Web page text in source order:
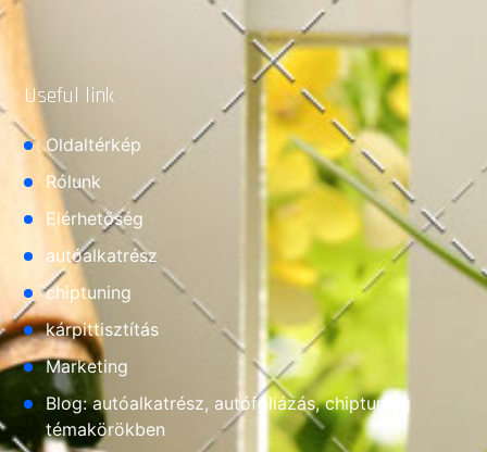
Useful link
Oldaltérkép
Rólunk
Elérhetőség
autóalkatrész
chiptuning
kárpittisztítás
Marketing
Blog: autóalkatrész, autófóliázás, chiptuning
témakörökben